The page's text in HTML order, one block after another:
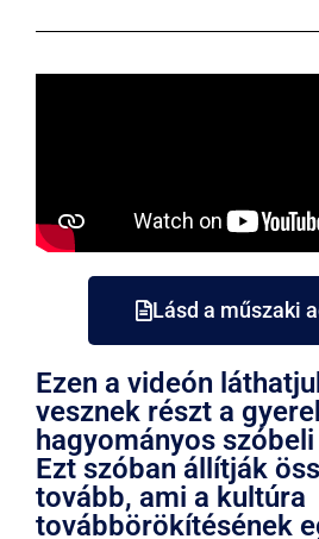
Lásd a műszaki
Ezen a videón
vesznek részt a
hagyományos
Ezt szóban állítják
tovább, ami a kultúra
továbbörökítésének